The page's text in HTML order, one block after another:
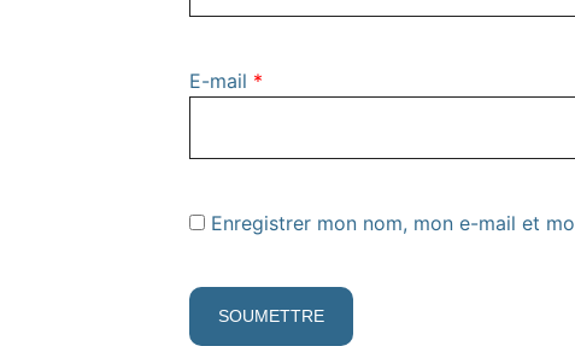
E-mail *
Enregistrer mon nom, mon e-mail et